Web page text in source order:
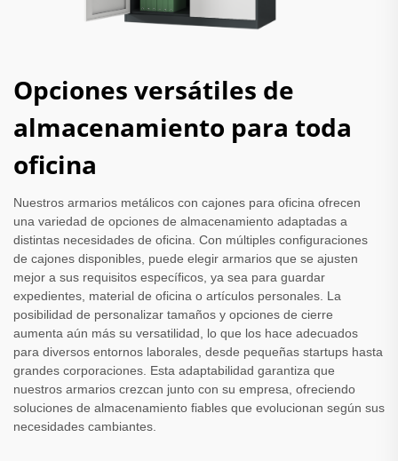
Opciones versátiles de
almacenamiento para toda
oficina
Nuestros armarios metálicos con cajones para oficina ofrecen
una variedad de opciones de almacenamiento adaptadas a
distintas necesidades de oficina. Con múltiples configuraciones
de cajones disponibles, puede elegir armarios que se ajusten
mejor a sus requisitos específicos, ya sea para guardar
expedientes, material de oficina o artículos personales. La
posibilidad de personalizar tamaños y opciones de cierre
aumenta aún más su versatilidad, lo que los hace adecuados
para diversos entornos laborales, desde pequeñas startups hasta
grandes corporaciones. Esta adaptabilidad garantiza que
nuestros armarios crezcan junto con su empresa, ofreciendo
soluciones de almacenamiento fiables que evolucionan según sus
necesidades cambiantes.